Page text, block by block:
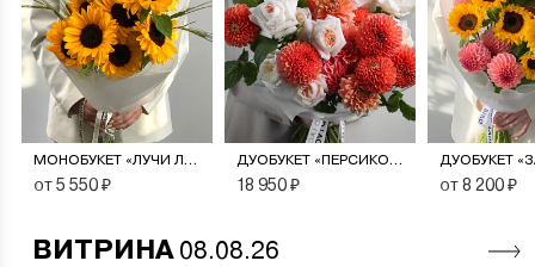
МОНОБУКЕТ «ЛУЧИ ЛЕТА»
от 5 550 ₽
ДУОБУКЕТ «ПЕРСИКОВЫЙ СОРБЕТ»
18 950 ₽ от 8 200 ₽
ВИТРИНА 08.08.26